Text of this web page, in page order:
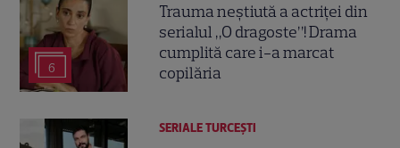
6
Trauma neștiută a actriței din
serialul „O dragoste”! Drama
cumplită care i-a marcat
copilăria
SERIALE TURCEŞTI